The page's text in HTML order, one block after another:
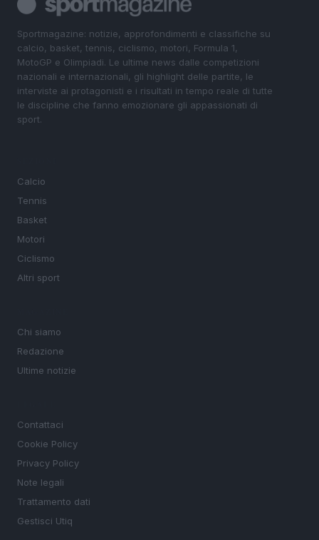
Sportmagazine: notizie, approfondimenti e classifiche su
calcio, basket, tennis, ciclismo, motori, Formula 1,
MotoGP e Olimpiadi. Le ultime news dalle competizioni
nazionali e internazionali, gli highlight delle partite, le
interviste ai protagonisti e i risultati in tempo reale di tutte
le discipline che fanno emozionare gli appassionati di
sport.
Calcio
Tennis
Basket
Motori
Ciclismo
Altri sport
Chi siamo
Redazione
Ultime notizie
Contattaci
Cookie Policy
Privacy Policy
Note legali
Trattamento dati
Gestisci Utiq